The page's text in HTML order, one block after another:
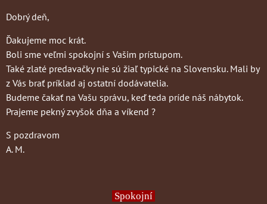
Dobrý deň,
Ďakujeme moc krát.
Boli sme veľmi spokojní s Vašim prístupom.
Také zlaté predavačky nie sú žiaľ typické na Slovensku. Mali by
z Vás brať príklad aj ostatní dodávatelia.
Budeme čakať na Vašu správu, keď teda príde náš nábytok.
Prajeme pekný zvyšok dňa a víkend ?
S pozdravom
A. M.
Spokojní